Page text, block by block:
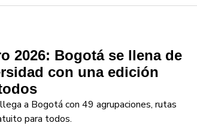
2026: Bogotá se llena de
con una edición
a Bogotá con 49 agrupaciones, rutas
para todos.